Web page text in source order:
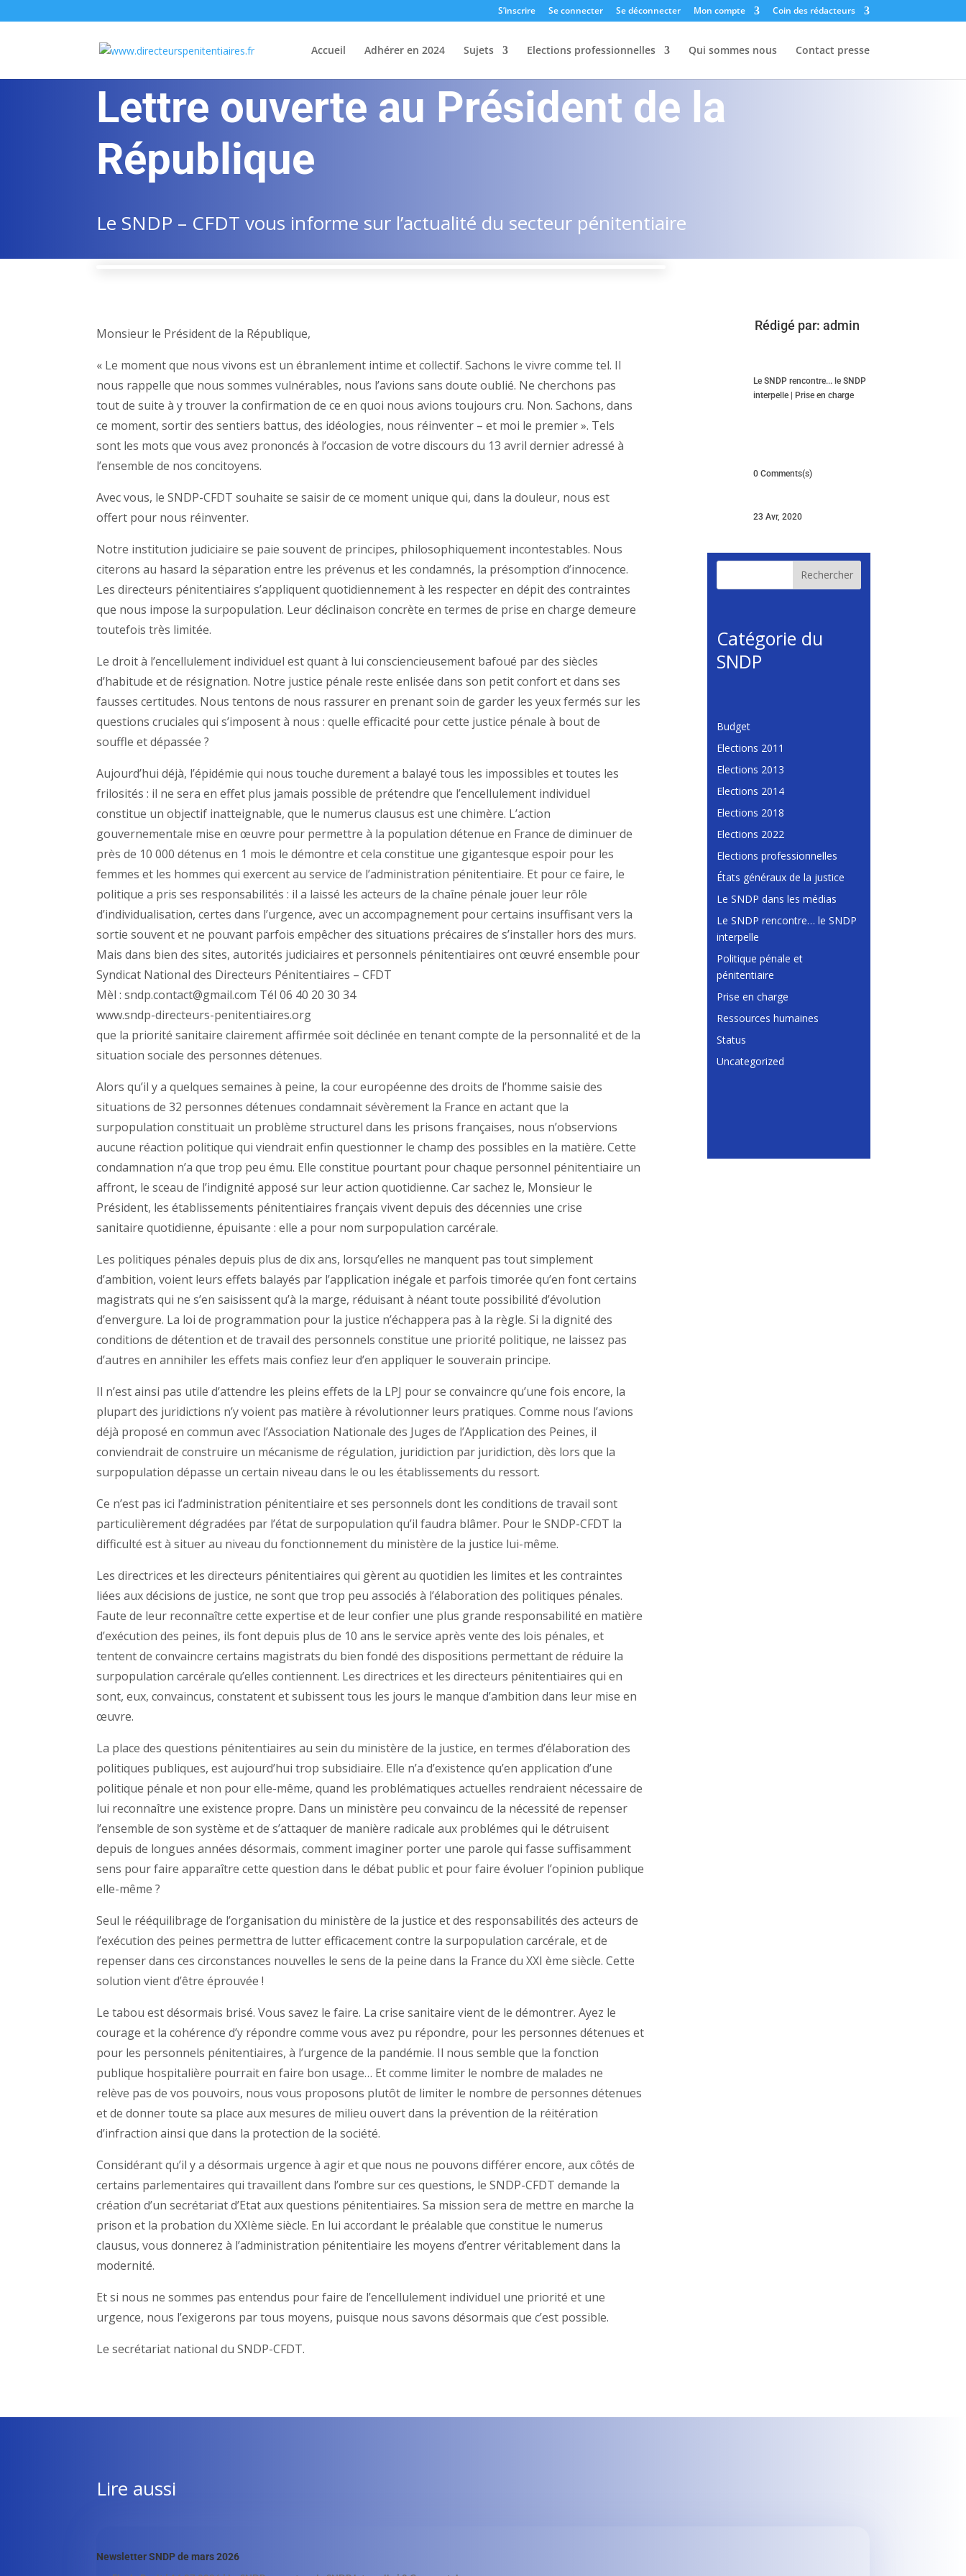
S’inscrire Se connecter Se déconnecter Mon compte Coin des rédacteurs
Accueil Adhérer en 2024 Sujets Elections professionnelles Qui sommes nous Contact presse
Lettre ouverte au Président de la
République
Le SNDP – CFDT vous informe sur l’actualité du secteur pénitentiaire
Monsieur le Président de la République,
« Le moment que nous vivons est un ébranlement intime et collectif. Sachons le vivre comme tel. Il
nous rappelle que nous sommes vulnérables, nous l’avions sans doute oublié. Ne cherchons pas
tout de suite à y trouver la confirmation de ce en quoi nous avions toujours cru. Non. Sachons, dans
ce moment, sortir des sentiers battus, des idéologies, nous réinventer – et moi le premier ». Tels
sont les mots que vous avez prononcés à l’occasion de votre discours du 13 avril dernier adressé à
l’ensemble de nos concitoyens.
Avec vous, le SNDP-CFDT souhaite se saisir de ce moment unique qui, dans la douleur, nous est
offert pour nous réinventer.
Notre institution judiciaire se paie souvent de principes, philosophiquement incontestables. Nous
citerons au hasard la séparation entre les prévenus et les condamnés, la présomption d’innocence.
Les directeurs pénitentiaires s’appliquent quotidiennement à les respecter en dépit des contraintes
que nous impose la surpopulation. Leur déclinaison concrète en termes de prise en charge demeure
toutefois très limitée.
Le droit à l’encellulement individuel est quant à lui consciencieusement bafoué par des siècles
d’habitude et de résignation. Notre justice pénale reste enlisée dans son petit confort et dans ses
fausses certitudes. Nous tentons de nous rassurer en prenant soin de garder les yeux fermés sur les
questions cruciales qui s’imposent à nous : quelle efficacité pour cette justice pénale à bout de
souffle et dépassée ?
Aujourd’hui déjà, l’épidémie qui nous touche durement a balayé tous les impossibles et toutes les
frilosités : il ne sera en effet plus jamais possible de prétendre que l’encellulement individuel
constitue un objectif inatteignable, que le numerus clausus est une chimère. L’action
gouvernementale mise en œuvre pour permettre à la population détenue en France de diminuer de
près de 10 000 détenus en 1 mois le démontre et cela constitue une gigantesque espoir pour les
femmes et les hommes qui exercent au service de l’administration pénitentiaire. Et pour ce faire, le
politique a pris ses responsabilités : il a laissé les acteurs de la chaîne pénale jouer leur rôle
d’individualisation, certes dans l’urgence, avec un accompagnement pour certains insuffisant vers la
sortie souvent et ne pouvant parfois empêcher des situations précaires de s’installer hors des murs.
Mais dans bien des sites, autorités judiciaires et personnels pénitentiaires ont œuvré ensemble pour
Syndicat National des Directeurs Pénitentiaires – CFDT
Mèl : sndp.contact@gmail.com Tél 06 40 20 30 34
www.sndp-directeurs-penitentiaires.org
que la priorité sanitaire clairement affirmée soit déclinée en tenant compte de la personnalité et de la
situation sociale des personnes détenues.
Alors qu’il y a quelques semaines à peine, la cour européenne des droits de l’homme saisie des
situations de 32 personnes détenues condamnait sévèrement la France en actant que la
surpopulation constituait un problème structurel dans les prisons françaises, nous n’observions
aucune réaction politique qui viendrait enfin questionner le champ des possibles en la matière. Cette
condamnation n’a que trop peu ému. Elle constitue pourtant pour chaque personnel pénitentiaire un
affront, le sceau de l’indignité apposé sur leur action quotidienne. Car sachez le, Monsieur le
Président, les établissements pénitentiaires français vivent depuis des décennies une crise
sanitaire quotidienne, épuisante : elle a pour nom surpopulation carcérale.
Les politiques pénales depuis plus de dix ans, lorsqu’elles ne manquent pas tout simplement
d’ambition, voient leurs effets balayés par l’application inégale et parfois timorée qu’en font certains
magistrats qui ne s’en saisissent qu’à la marge, réduisant à néant toute possibilité d’évolution
d’envergure. La loi de programmation pour la justice n’échappera pas à la règle. Si la dignité des
conditions de détention et de travail des personnels constitue une priorité politique, ne laissez pas
d’autres en annihiler les effets mais confiez leur d’en appliquer le souverain principe.
Il n’est ainsi pas utile d’attendre les pleins effets de la LPJ pour se convaincre qu’une fois encore, la
plupart des juridictions n’y voient pas matière à révolutionner leurs pratiques. Comme nous l’avions
déjà proposé en commun avec l’Association Nationale des Juges de l’Application des Peines, il
conviendrait de construire un mécanisme de régulation, juridiction par juridiction, dès lors que la
surpopulation dépasse un certain niveau dans le ou les établissements du ressort.
Ce n’est pas ici l’administration pénitentiaire et ses personnels dont les conditions de travail sont
particulièrement dégradées par l’état de surpopulation qu’il faudra blâmer. Pour le SNDP-CFDT la
difficulté est à situer au niveau du fonctionnement du ministère de la justice lui-même.
Les directrices et les directeurs pénitentiaires qui gèrent au quotidien les limites et les contraintes
liées aux décisions de justice, ne sont que trop peu associés à l’élaboration des politiques pénales.
Faute de leur reconnaître cette expertise et de leur confier une plus grande responsabilité en matière
d’exécution des peines, ils font depuis plus de 10 ans le service après vente des lois pénales, et
tentent de convaincre certains magistrats du bien fondé des dispositions permettant de réduire la
surpopulation carcérale qu’elles contiennent. Les directrices et les directeurs pénitentiaires qui en
sont, eux, convaincus, constatent et subissent tous les jours le manque d’ambition dans leur mise en
œuvre.
La place des questions pénitentiaires au sein du ministère de la justice, en termes d’élaboration des
politiques publiques, est aujourd’hui trop subsidiaire. Elle n’a d’existence qu’en application d’une
politique pénale et non pour elle-même, quand les problématiques actuelles rendraient nécessaire de
lui reconnaître une existence propre. Dans un ministère peu convaincu de la nécessité de repenser
l’ensemble de son système et de s’attaquer de manière radicale aux problémes qui le détruisent
depuis de longues années désormais, comment imaginer porter une parole qui fasse suffisamment
sens pour faire apparaître cette question dans le débat public et pour faire évoluer l’opinion publique
elle-même ?
Seul le rééquilibrage de l’organisation du ministère de la justice et des responsabilités des acteurs de
l’exécution des peines permettra de lutter efficacement contre la surpopulation carcérale, et de
repenser dans ces circonstances nouvelles le sens de la peine dans la France du XXI ème siècle. Cette
solution vient d’être éprouvée !
Le tabou est désormais brisé. Vous savez le faire. La crise sanitaire vient de le démontrer. Ayez le
courage et la cohérence d’y répondre comme vous avez pu répondre, pour les personnes détenues et
pour les personnels pénitentiaires, à l’urgence de la pandémie. Il nous semble que la fonction
publique hospitalière pourrait en faire bon usage… Et comme limiter le nombre de malades ne
relève pas de vos pouvoirs, nous vous proposons plutôt de limiter le nombre de personnes détenues
et de donner toute sa place aux mesures de milieu ouvert dans la prévention de la réitération
d’infraction ainsi que dans la protection de la société.
Considérant qu’il y a désormais urgence à agir et que nous ne pouvons différer encore, aux côtés de
certains parlementaires qui travaillent dans l’ombre sur ces questions, le SNDP-CFDT demande la
création d’un secrétariat d’Etat aux questions pénitentiaires. Sa mission sera de mettre en marche la
prison et la probation du XXIème siècle. En lui accordant le préalable que constitue le numerus
clausus, vous donnerez à l’administration pénitentiaire les moyens d’entrer véritablement dans la
modernité.
Et si nous ne sommes pas entendus pour faire de l’encellulement individuel une priorité et une
urgence, nous l’exigerons par tous moyens, puisque nous savons désormais que c’est possible.
Le secrétariat national du SNDP-CFDT.
Rédigé par:admin
Le SNDP rencontre... le SNDP
interpelle
Prise en charge
0 Comments(s)
23 Avr, 2020
Rechercher
Catégorie du
SNDP
Budget
Elections 2011
Elections 2013
Elections 2014
Elections 2018
Elections 2022
Elections professionnelles
États généraux de la justice
Le SNDP dans les médias
Le SNDP rencontre… le SNDP
interpelle
Politique pénale et
pénitentiaire
Prise en charge
Ressources humaines
Status
Uncategorized
Lire aussi
Newsletter SNDP de mars 2026